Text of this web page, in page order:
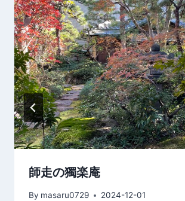
シ
ョ
ン
師走の獨楽庵
By masaru0729 2024-12-01